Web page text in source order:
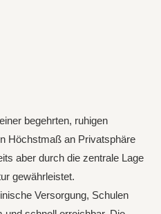
begehrten, ruhigen
Höchstmaß an Privatsphäre
aber durch die zentrale Lage
gewährleistet.
Versorgung, Schulen